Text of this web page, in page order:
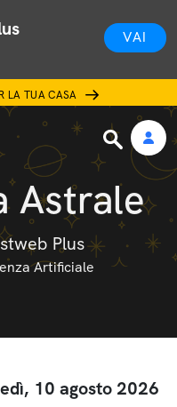
VAI
LA TUA CASA
Astrale
Plus
Artificiale
10 agosto 2026